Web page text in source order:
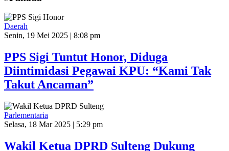
Daerah
Senin, 19 Mei 2025 | 8:08 pm
PPS Sigi Tuntut Honor, Diduga
Diintimidasi Pegawai KPU: “Kami Tak
Takut Ancaman”
Parlementaria
Selasa, 18 Mar 2025 | 5:29 pm
Wakil Ketua DPRD Sulteng Dukung